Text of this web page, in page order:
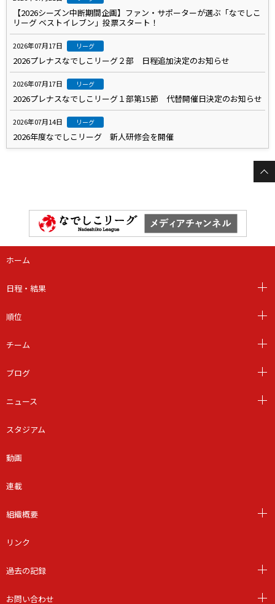
【2026シーズン中断期間企画】ファン・サポーターが選ぶ「なでしこ
リーグ ベストイレブン」投票スタート！
2026年07月17日 リーグ
2026プレナスなでしこリーグ２部 日程追加決定のお知らせ
2026年07月17日 リーグ
2026プレナスなでしこリーグ１部第15節 代替開催日決定のお知らせ
2026年07月14日 リーグ
2026年度なでしこリーグ 新人研修会を開催
ホーム
日程・結果
順位
チーム
ブログ
ニュース
スタジアム
動画
連載
組織概要
リンク
過去の記録
お問い合わせ